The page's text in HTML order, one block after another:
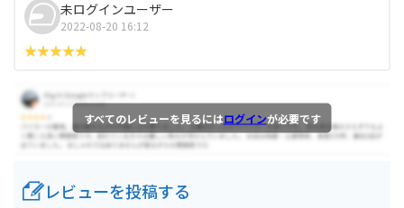
未ログインユーザー
2022-08-20 16:12
すべてのレビューを見るにはログインが必要です
レビューを投稿する